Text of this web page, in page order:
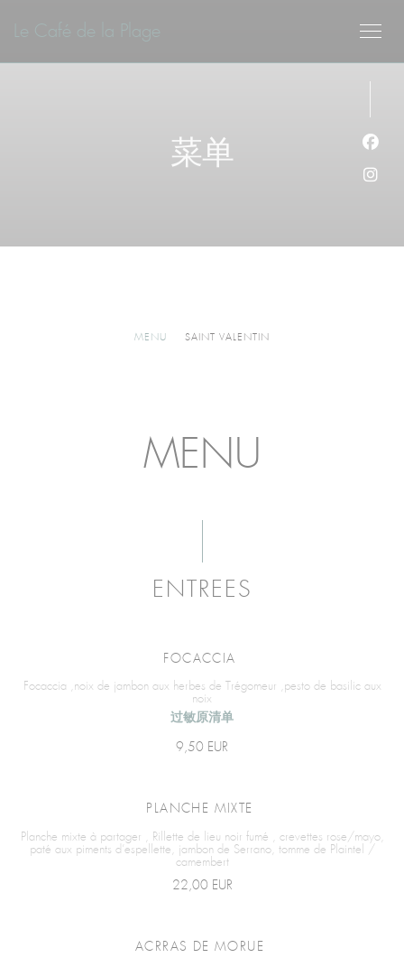
菜单
MENU SAINT VALENTIN
MENU
ENTREES
FOCACCIA
Focaccia ,noix de jambon aux herbes de Trégomeur ,pesto de basilic aux
noix
过敏原清单
9,50 EUR
PLANCHE MIXTE
Planche mixte à partager , Rillette de lieu noir fumé , crevettes rose/mayo,
paté aux piments d’espellette, jambon de Serrano, tomme de Plaintel /
camembert
22,00 EUR
ACRRAS DE MORUE